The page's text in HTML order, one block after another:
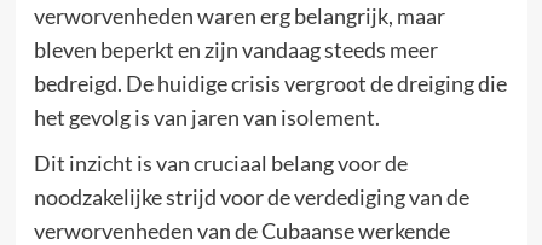
verworvenheden waren erg belangrijk, maar
bleven beperkt en zijn vandaag steeds meer
bedreigd. De huidige crisis vergroot de dreiging die
het gevolg is van jaren van isolement.
Dit inzicht is van cruciaal belang voor de
noodzakelijke strijd voor de verdediging van de
verworvenheden van de Cubaanse werkende